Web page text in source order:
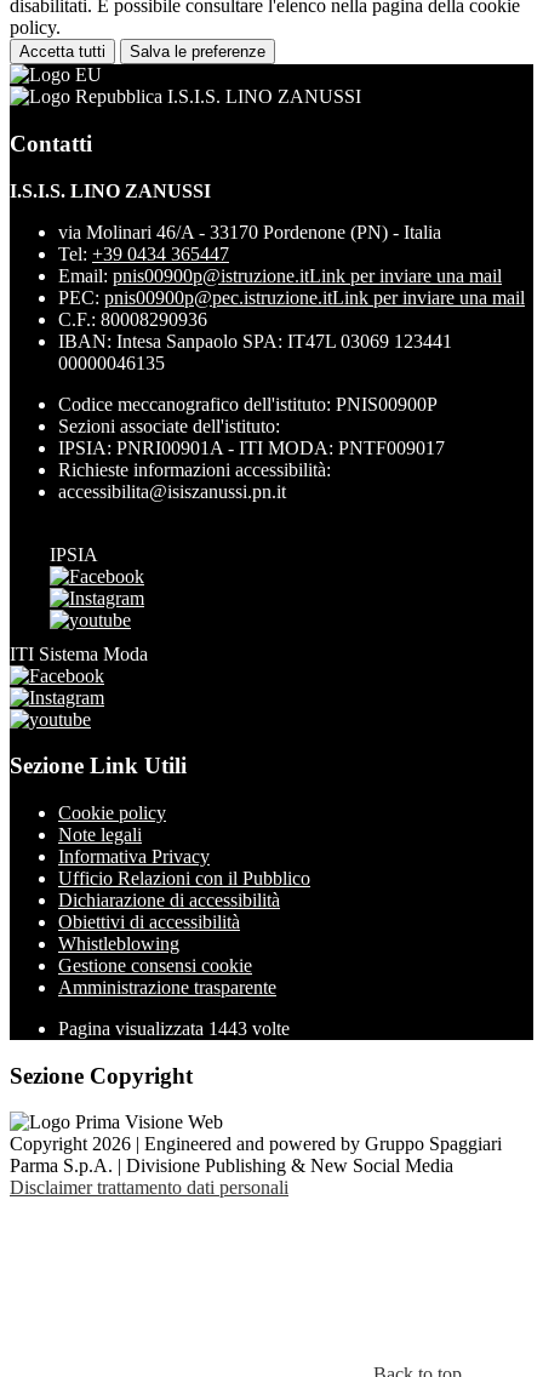
disabilitati. È possibile consultare l'elenco nella pagina della cookie
policy.
Accetta tutti Salva le preferenze
I.S.I.S. LINO ZANUSSI
Contatti
I.S.I.S. LINO ZANUSSI
via Molinari 46/A - 33170 Pordenone (PN) - Italia
Tel: +39 0434 365447
Email: pnis00900p@istruzione.itLink per inviare una mail
PEC: pnis00900p@pec.istruzione.itLink per inviare una mail
C.F.: 80008290936
IBAN: Intesa Sanpaolo SPA: IT47L 03069 123441
00000046135
Codice meccanografico dell'istituto: PNIS00900P
Sezioni associate dell'istituto:
IPSIA: PNRI00901A - ITI MODA: PNTF009017
Richieste informazioni accessibilità:
accessibilita@isiszanussi.pn.it
IPSIA
ITI Sistema Moda
Sezione Link Utili
Cookie policy
Note legali
Informativa Privacy
Ufficio Relazioni con il Pubblico
Dichiarazione di accessibilità
Obiettivi di accessibilità
Whistleblowing
Gestione consensi cookie
Amministrazione trasparente
Pagina visualizzata 1443 volte
Sezione Copyright
Copyright 2026 | Engineered and powered by Gruppo Spaggiari
Parma S.p.A. | Divisione Publishing & New Social Media
Disclaimer trattamento dati personali